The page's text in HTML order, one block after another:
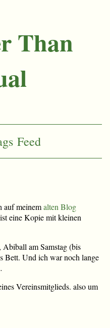
Than
Feed
auf meinemalten Blog
eine Kopie mit kleinen
am Samstag (bis
Bett. Und ich war noch lange
Vereinsmitglieds. also um